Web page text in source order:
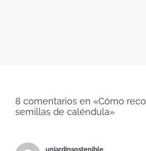
8 comentarios en «Cómo
semillas de caléndula»
unjardinsostenible